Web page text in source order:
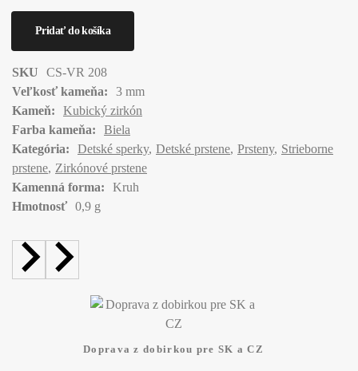
SKU
CS-VR 208
Veľkosť kameňa:
3 mm
Kameň:
Kubický zirkón
Farba kameňa:
Biela
Kategória:
Detské sperky Detské prstene Prsteny Strieborne
prstene Zirkónové prstene
Kamenná forma:
Kruh
Hmotnosť 0,9 g
Doprava z dobirkou pre SK a CZ